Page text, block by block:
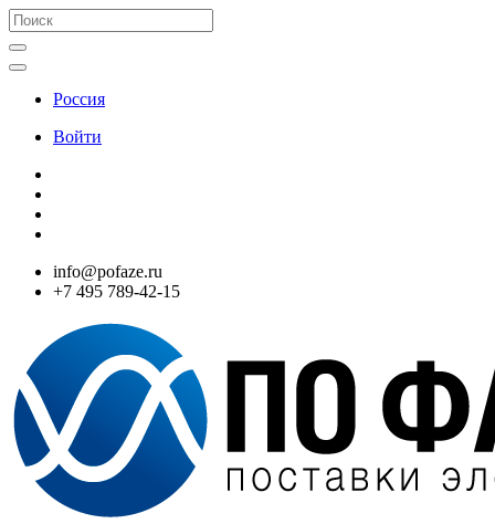
Россия
Войти
info@pofaze.ru
+7 495 789-42-15